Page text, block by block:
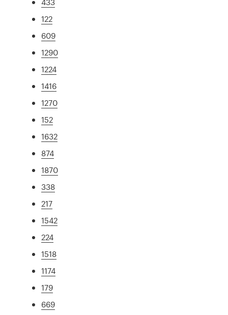
122
609
1290
1224
1416
1270
152
1632
874
1870
338
217
1542
224
1518
1174
179
669